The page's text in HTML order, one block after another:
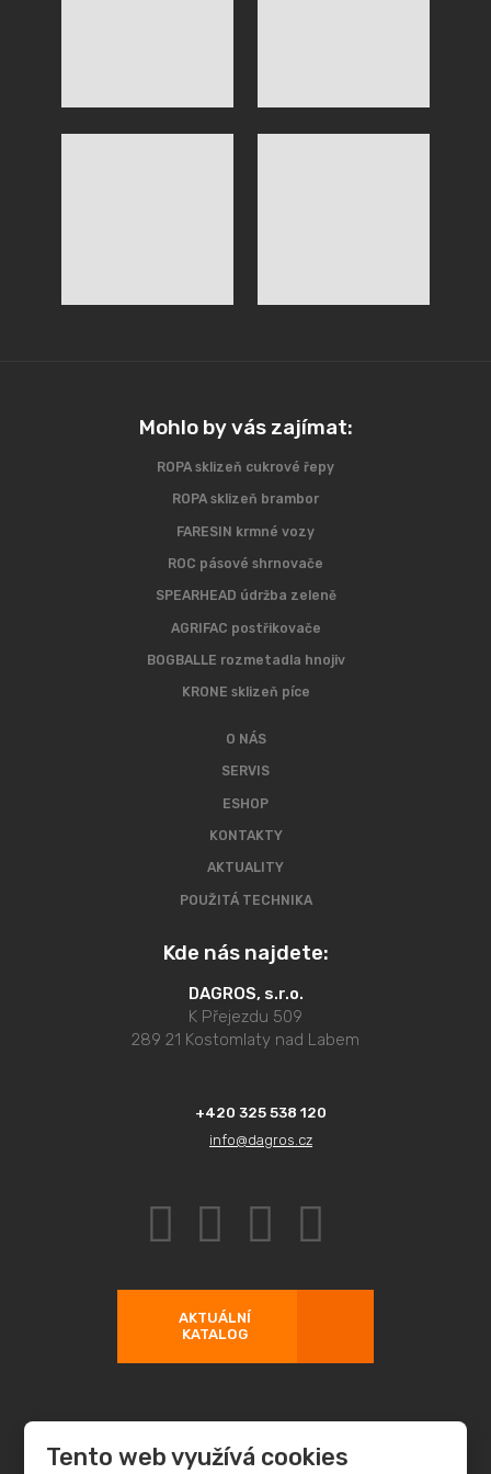
Mohlo by vás zajímat:
ROPA sklizeň cukrové řepy
ROPA sklizeň brambor
FARESIN krmné vozy
ROC pásové shrnovače
SPEARHEAD údržba zeleně
AGRIFAC postřikovače
BOGBALLE rozmetadla hnojiv
KRONE sklizeň píce
O NÁS
SERVIS
ESHOP
KONTAKTY
AKTUALITY
POUŽITÁ TECHNIKA
Kde nás najdete:
DAGROS, s.r.o.
K Přejezdu 509
289 21 Kostomlaty nad Labem
+420 325 538 120
info@dagros.cz
AKTUÁLNÍ
KATALOG
Tento web využívá cookies